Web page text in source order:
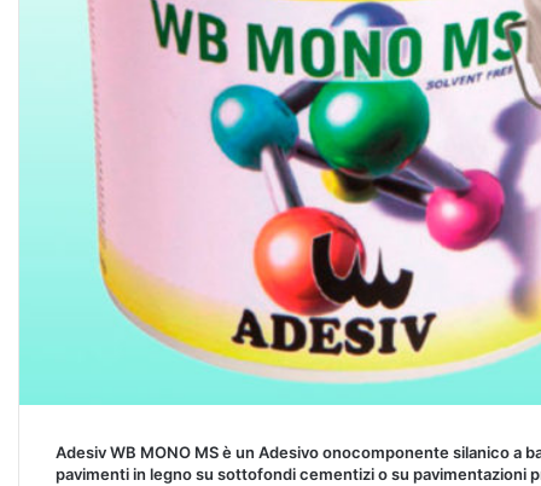
Adesiv WB MONO MS è un Adesivo onocomponente silanico a
pavimenti in legno su sottofondi cementizi o su pavimentazioni